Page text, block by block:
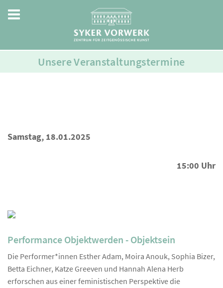
Unsere Veranstaltungstermine
Samstag, 18.01.2025
15:00 Uhr
Performance Objektwerden - Objektsein
Die Performer*innen Esther Adam, Moira Anouk, Sophia Bizer,
Betta Eichner, Katze Greeven und Hannah Alena Herb
erforschen aus einer feministischen Perspektive die